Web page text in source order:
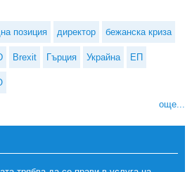
позиция директор бежанска криза
Brexit Гърция Украйна ЕП
още...